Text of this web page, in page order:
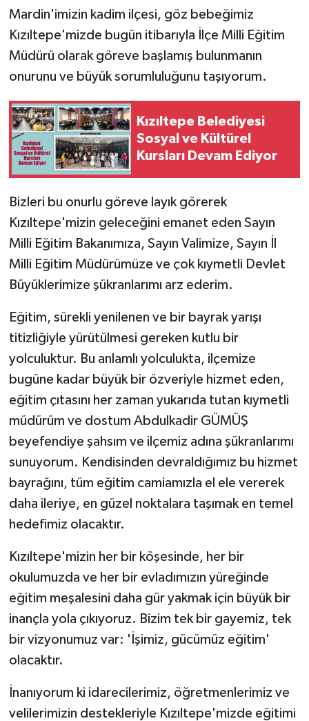
Mardin'imizin kadim ilçesi, göz bebeğimiz
Kızıltepe'mizde bugün itibarıyla İlçe Milli Eğitim
Müdürü olarak göreve başlamış bulunmanın
onurunu ve büyük sorumluluğunu taşıyorum.
Kızıltepe Belediyesi
Sosyal ve Kültürel
Kursları Devam Ediyor
Bizleri bu onurlu göreve layık görerek
Kızıltepe'mizin geleceğini emanet eden Sayın
Milli Eğitim Bakanımıza, Sayın Valimize, Sayın İl
Milli Eğitim Müdürümüze ve çok kıymetli Devlet
Büyüklerimize şükranlarımı arz ederim.
Eğitim, sürekli yenilenen ve bir bayrak yarışı
titizliğiyle yürütülmesi gereken kutlu bir
yolculuktur. Bu anlamlı yolculukta, ilçemize
bugüne kadar büyük bir özveriyle hizmet eden,
eğitim çıtasını her zaman yukarıda tutan kıymetli
müdürüm ve dostum Abdulkadir GÜMÜŞ
beyefendiye şahsım ve ilçemiz adına şükranlarımı
sunuyorum. Kendisinden devraldığımız bu hizmet
bayrağını, tüm eğitim camiamızla el ele vererek
daha ileriye, en güzel noktalara taşımak en temel
hedefimiz olacaktır.
Kızıltepe'mizin her bir köşesinde, her bir
okulumuzda ve her bir evladımızın yüreğinde
eğitim meşalesini daha gür yakmak için büyük bir
inançla yola çıkıyoruz. Bizim tek bir gayemiz, tek
bir vizyonumuz var: 'İşimiz, gücümüz eğitim'
olacaktır.
İnanıyorum ki idarecilerimiz, öğretmenlerimiz ve
velilerimizin destekleriyle Kızıltepe'mizde eğitimi